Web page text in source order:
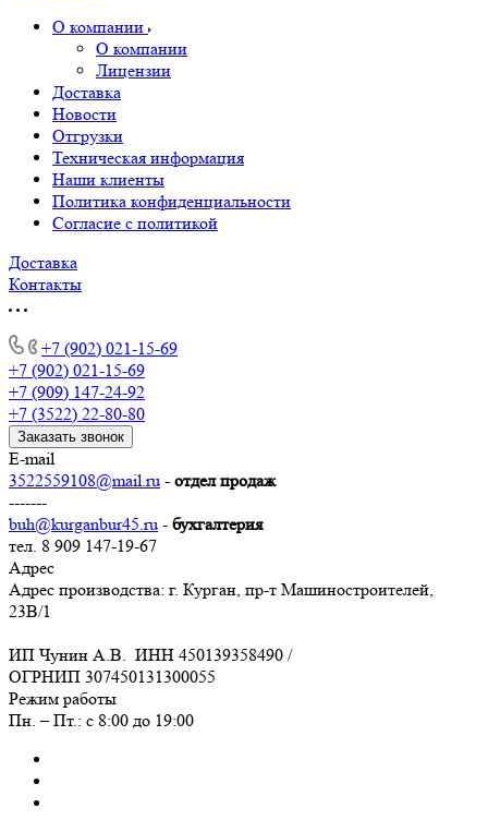
О компании
О компании
Лицензии
Доставка
Новости
Отгрузки
Техническая информация
Наши клиенты
Политика конфиденциальности
Согласие с политикой
Доставка
Контакты
+7 (902) 021-15-69
+7 (902) 021-15-69
+7 (909) 147-24-92
+7 (3522) 22-80-80
Заказать звонок
E-mail
3522559108@mail.ru - отдел продаж
-------
buh@kurganbur45.ru - бухгалтерия
тел. 8 909 147-19-67
Адрес
Адрес производства: г. Курган, пр-т Машиностроителей,
23В/1
ИП Чунин А.В. ИНН 450139358490 /
ОГРНИП 307450131300055
Режим работы
Пн. – Пт.: с 8:00 до 19:00